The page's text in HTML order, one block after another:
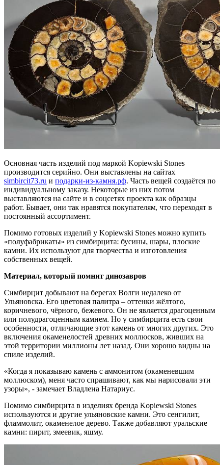
Основная часть изделий под маркой Kopiewski Stones
производится серийно. Они выставлены на сайтах
simbircit73.ru и подарки-из-камня.рф. Часть вещей создаётся по
индивидуальному заказу. Некоторые из них потом
выставляются на сайте и в соцсетях проекта как образцы
работ. Бывает, они так нравятся покупателям, что переходят в
постоянный ассортимент.
Помимо готовых изделий у Kopiewski Stones можно купить
«полуфабрикаты» из симбирцита: бусины, шары, плоские
камни. Их используют для творчества и изготовления
собственных вещей.
Материал, который помнит динозавров
Симбирцит добывают на берегах Волги недалеко от
Ульяновска. Его цветовая палитра – оттенки жёлтого,
коричневого, чёрного, бежевого. Он не является драгоценным
или полудрагоценным камнем. Но у симбирцита есть свои
особенности, отличающие этот камень от многих других. Это
включения окаменелостей древних моллюсков, живших на
этой территории миллионы лет назад. Они хорошо видны на
спиле изделий.
«Когда я показываю камень с аммонитом (окаменевшим
моллюском), меня часто спрашивают, как мы нарисовали эти
узоры», - замечает Владлена Натариус.
Помимо симбирцита в изделиях бренда Kopiewski Stones
используются и другие ульяновские камни. Это сенгилит,
фламмолит, окаменелое дерево. Также добавляют уральские
камни: пирит, змеевик, яшму.